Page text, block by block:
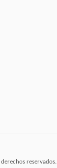
reservados.